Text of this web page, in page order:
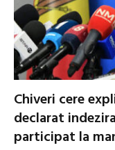
Chiveri cere
declarat
participat la